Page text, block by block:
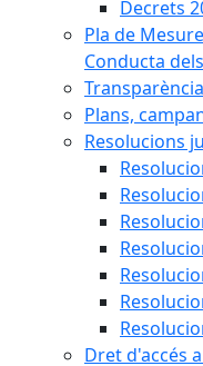
Decrets
Pla de
Conducta
Transparència
Plans,
Resolucions
Dret d'accés